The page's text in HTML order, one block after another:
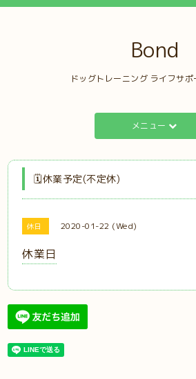
Bond
ドッグトレーニング ライフサ
メニュー
🗓️休業予定(不定休)
休日 2020-01-22 (Wed)
休業日